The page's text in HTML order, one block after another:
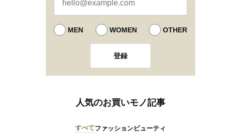
MEN WOMEN OTHER
登録
人気のお買いモノ記事
すべてファッションビューティ